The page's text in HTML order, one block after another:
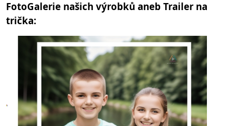
FotoGalerie našich výrobků aneb Trailer na
trička: